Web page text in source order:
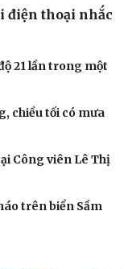
điện thoại nhắc
21 lần trong một
chiều tối có mưa
Công viên Lê Thị
trên biển Sầm